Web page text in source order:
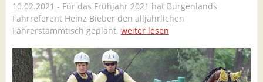
10.02.2021 - Für das Frühjahr 2021 hat Burgenlands
Fahrreferent Heinz Bieber den alljährlichen
Fahrerstammtisch geplant. weiter lesen